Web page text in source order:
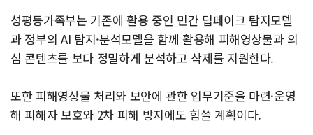
성평등가족부는 기존에 활용 중인 민간 딥페이크 탐지모델
과 정부의 AI 탐지·분석모델을 함께 활용해 피해영상물과 의
심 콘텐츠를 보다 정밀하게 분석하고 삭제를 지원한다.
또한 피해영상물 처리와 보안에 관한 업무기준을 마련·운영
해 피해자 보호와 2차 피해 방지에도 힘쓸 계획이다.